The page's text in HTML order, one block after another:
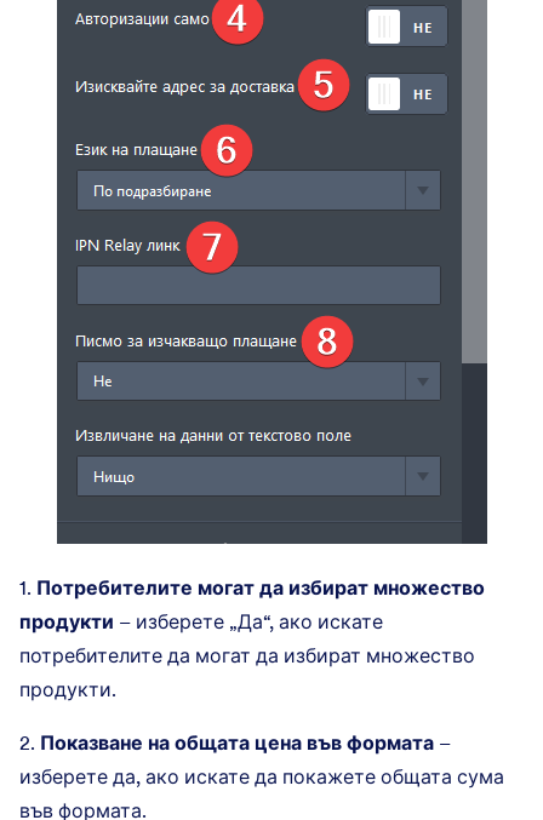
1. Потребителите могат да избират множество
продукти – изберете „Да“, ако искате
потребителите да могат да избират множество
продукти.
2. Показване на общата цена във формата –
изберете да, ако искате да покажете общата сума
във формата.